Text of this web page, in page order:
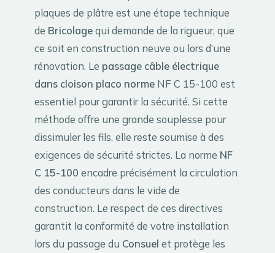
plaques de plâtre est une étape technique
de Bricolagequi demande de la rigueur, que
ce soit en construction neuve ou lors d’une
rénovation. Le passage câble électrique
dans cloison placo norme NF C 15-100 est
essentiel pour garantir la sécurité. Si cette
méthode offre une grande souplesse pour
dissimuler les fils, elle reste soumise à des
exigences de sécurité strictes. La norme NF
C 15-100 encadre précisément la circulation
des conducteurs dans le vide de
construction. Le respect de ces directives
garantit la conformité de votre installation
lors du passage du Consuel et protège les